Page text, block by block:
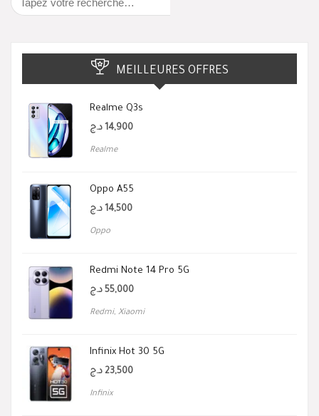
MEILLEURES OFFRES
Realme Q3s
14,900 د.ج
Realme
Oppo A55
14,500 د.ج
Oppo
Redmi Note 14 Pro 5G
55,000 د.ج
Redmi, Xiaomi
Infinix Hot 30 5G
23,500 د.ج
Infinix